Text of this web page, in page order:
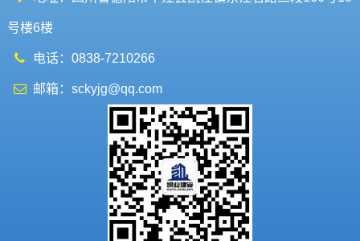
号楼6楼
电话：0838-7210266
邮箱：sckyjg@qq.com